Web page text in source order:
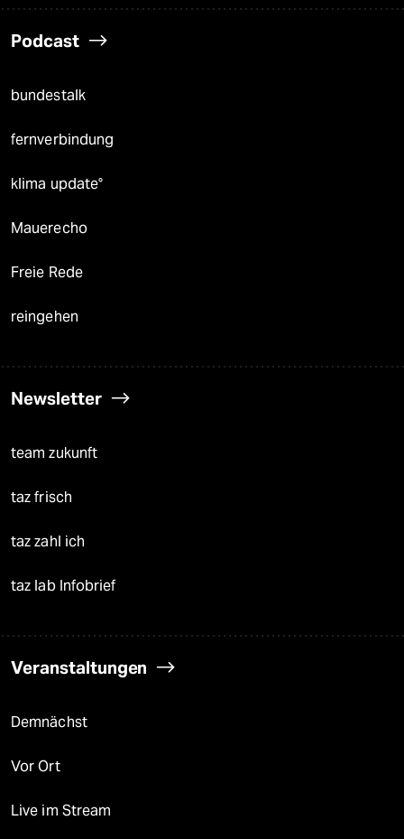
Podcast
bundestalk
fernverbindung
klima update°
Mauerecho
Freie Rede
reingehen
Newsletter
team zukunft
taz frisch
taz zahl ich
taz lab Infobrief
Veranstaltungen
Demnächst
Vor Ort
Live im Stream